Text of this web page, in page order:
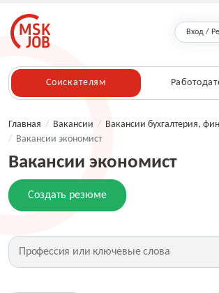
Вход /
Соискателям
Главная / Вакансии / Вакансии бухгалтерия,
/ Вакансии экономист
Вакансии экономист
Создать резюме